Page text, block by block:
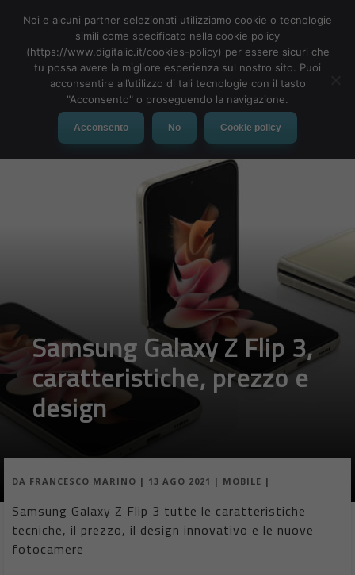
MENU
Samsung Galaxy Z Flip 3,
caratteristiche, prezzo e
design
DA FRANCESCO MARINO | 13 AGO 2021 | MOBILE |
Samsung Galaxy Z Flip 3 tutte le caratteristiche
tecniche, il prezzo, il design innovativo e le nuove
fotocamere
Noi e alcuni partner selezionati utilizziamo cookie o tecnologie
simili come specificato nella cookie policy
(https://www.digitalic.it/cookies-policy) per essere sicuri che
tu possa avere la migliore esperienza sul nostro sito. Puoi
acconsentire all’utilizzo di tali tecnologie con il tasto
"Acconsento" o proseguendo la navigazione.
Acconsento No Cookie policy